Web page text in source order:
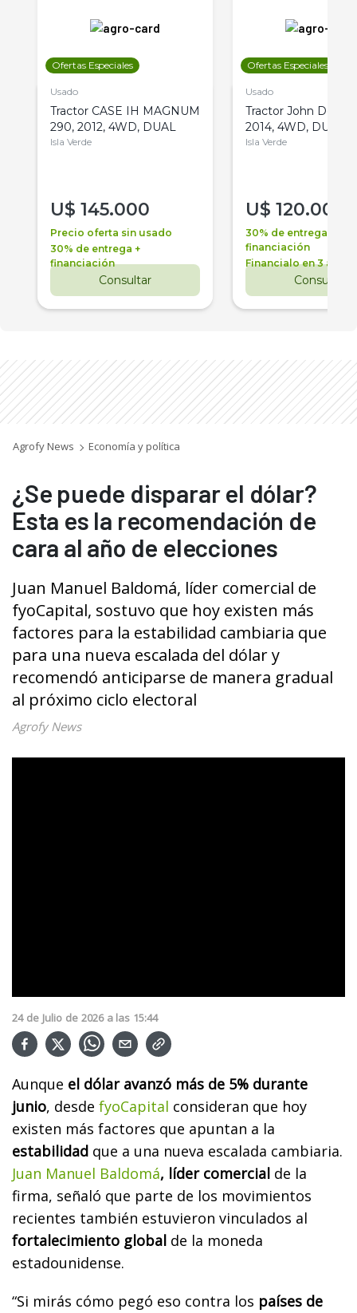
Ofertas Especiales
Usado
Tractor CASE IH MAGNUM
290, 2012, 4WD, DUAL
Isla Verde
U$ 145.000
Precio oferta sin usado
30% de entrega +
financiación
Consultar
Ofertas Especiales
Usado
Tractor John Deere
2014, 4WD, DUAL
Isla Verde
U$ 120.000
30% de entrega +
financiación
Financialo en 3 años
Consultar
Agrofy News Economía y política
¿Se puede disparar el dólar?
Esta es la recomendación de
cara al año de elecciones
Juan Manuel Baldomá, líder comercial de
fyoCapital, sostuvo que hoy existen más
factores para la estabilidad cambiaria que
para una nueva escalada del dólar y
recomendó anticiparse de manera gradual
al próximo ciclo electoral
Agrofy News
24 de Julio de 2026 a las 15:44
Aunque el dólar avanzó más de 5% durante
junio, desde fyoCapital consideran que hoy
existen más factores que apuntan a la
estabilidad que a una nueva escalada cambiaria.
Juan Manuel Baldomá, líder comercial de la
firma, señaló que parte de los movimientos
recientes también estuvieron vinculados al
fortalecimiento global de la moneda
estadounidense.
“Si mirás cómo pegó eso contra los países de